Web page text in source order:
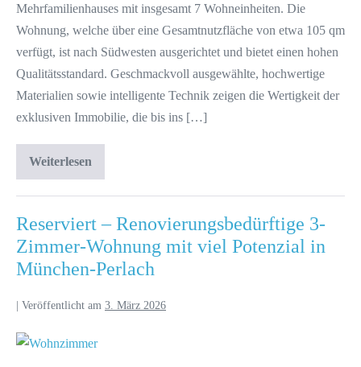
Mehrfamilienhauses mit insgesamt 7 Wohneinheiten. Die
Wohnung, welche über eine Gesamtnutzfläche von etwa 105 qm
verfügt, ist nach Südwesten ausgerichtet und bietet einen hohen
Qualitätsstandard. Geschmackvoll ausgewählte, hochwertige
Materialien sowie intelligente Technik zeigen die Wertigkeit der
exklusiven Immobilie, die bis ins […]
Weiterlesen
Reserviert – Renovierungsbedürftige 3-
Zimmer-Wohnung mit viel Potenzial in
München-Perlach
Veröffentlicht am 3. März 2026